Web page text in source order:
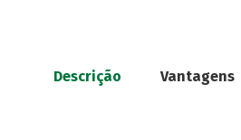
Descrição Vantagens